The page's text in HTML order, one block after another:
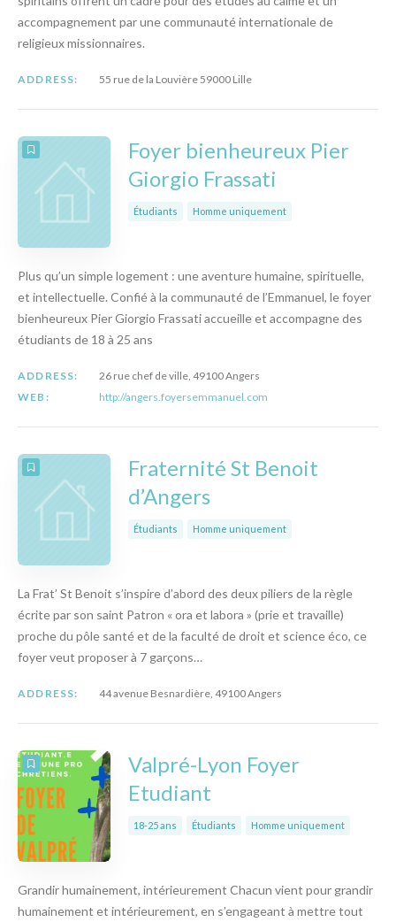
accompagnement par une communauté internationale de
religieux missionnaires.
ADDRESS: 55 rue de la Louvière 59000 Lille
Foyer bienheureux Pier
Giorgio Frassati
Étudiants Homme uniquement
Plus qu’un simple logement : une aventure humaine, spirituelle,
et intellectuelle. Confié à la communauté de l’Emmanuel, le foyer
bienheureux Pier Giorgio Frassati accueille et accompagne des
étudiants de 18 à 25 ans
ADDRESS:
26 rue chef de ville, 49100 Angers
WEB:
http://angers.foyersemmanuel.com
Fraternité St Benoit
d’Angers
Étudiants Homme uniquement
La Frat’ St Benoit s’inspire d’abord des deux piliers de la règle
écrite par son saint Patron « ora et labora » (prie et travaille)
proche du pôle santé et de la faculté de droit et science éco, ce
foyer veut proposer à 7 garçons…
ADDRESS: 44 avenue Besnardière, 49100 Angers
Valpré-Lyon Foyer
Etudiant
18-25 ans Étudiants Homme uniquement
Grandir humainement, intérieurement Chacun vient pour grandir
humainement et intérieurement, en s’engageant à mettre tout